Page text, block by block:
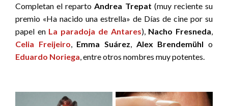
Completan el repartoAndrea Trepat (muy reciente su
premio «Ha nacido una estrella» de Días de cine por su
papel en La paradoja de Antares), Nacho Fresneda,
Celia Freijeiro, Emma Suárez, Alex Brendemühl o
Eduardo Noriega, entre otros nombres muy potentes.